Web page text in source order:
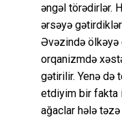
əngəl törədirlər.
ərsəyə
Əvəzində ölkəyə
orqanizmdə
gətirilir. Yenə
etdiyim bir fakta
ağaclar hələ